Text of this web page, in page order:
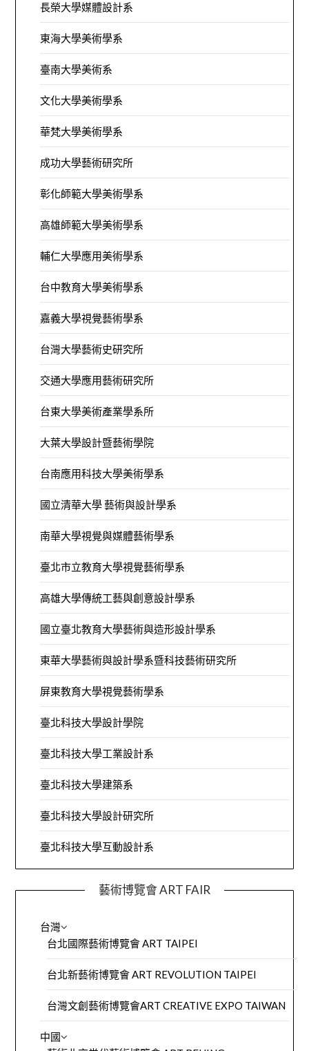
長榮大學媒體設計系
東海大學美術學系
臺南大學美術系
文化大學美術學系
華梵大學美術學系
成功大學藝術研究所
彰化師範大學美術學系
高雄師範大學美術學系
輔仁大學應用美術學系
台中教育大學美術學系
嘉義大學視覺藝術學系
台灣大學藝術史研究所
交通大學應用藝術研究所
台東大學美術產業學系所
大葉大學設計暨藝術學院
台南應用科技大學美術學系
國立清華大學 藝術與設計學系
南華大學視覺與媒體藝術學系
臺北市立教育大學視覺藝術學系
高雄大學傳統工藝與創意設計學系
國立臺北教育大學藝術與造形設計學系
東華大學藝術與設計學系暨科技藝術研究所
屏東教育大學視覺藝術學系
臺北科技大學設計學院
臺北科技大學工業設計系
臺北科技大學建築系
臺北科技大學設計研究所
臺北科技大學互動設計系
藝術博覽會 ART FAIR
台灣
台北國際藝術博覽會 ART TAIPEI
台北新藝術博覽會 ART REVOLUTION TAIPEI
台灣文創藝術博覽會ART CREATIVE EXPO TAIWAN
中國